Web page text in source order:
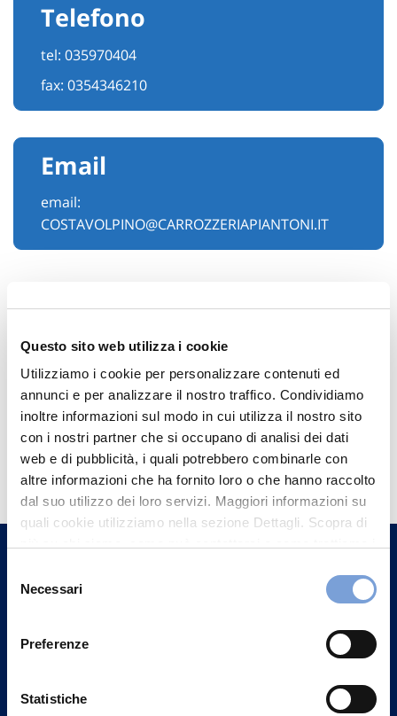
Questo sito web utilizza i cookie
Utilizziamo i cookie per personalizzare contenuti ed
annunci e per analizzare il nostro traffico. Condividiamo
inoltre informazioni sul modo in cui utilizza il nostro sito
con i nostri partner che si occupano di analisi dei dati
web e di pubblicità, i quali potrebbero combinarle con
altre informazioni che ha fornito loro o che hanno raccolto
dal suo utilizzo dei loro servizi. Maggiori informazioni su
quali cookie utilizziamo nella sezione Dettagli. Scopra di
può trovare nel footer del sito nella sezione "Informativa
delNecessari
Preferenze
Statistiche
Telefono
tel: 035970404
fax: 0354346210
Email
email:
COSTAVOLPINO@CARROZZERIAPIANTONI.IT
Hai bisogno di
informazioni?
Trova l'Agenzia più vicina a te e parla con
Contattaci